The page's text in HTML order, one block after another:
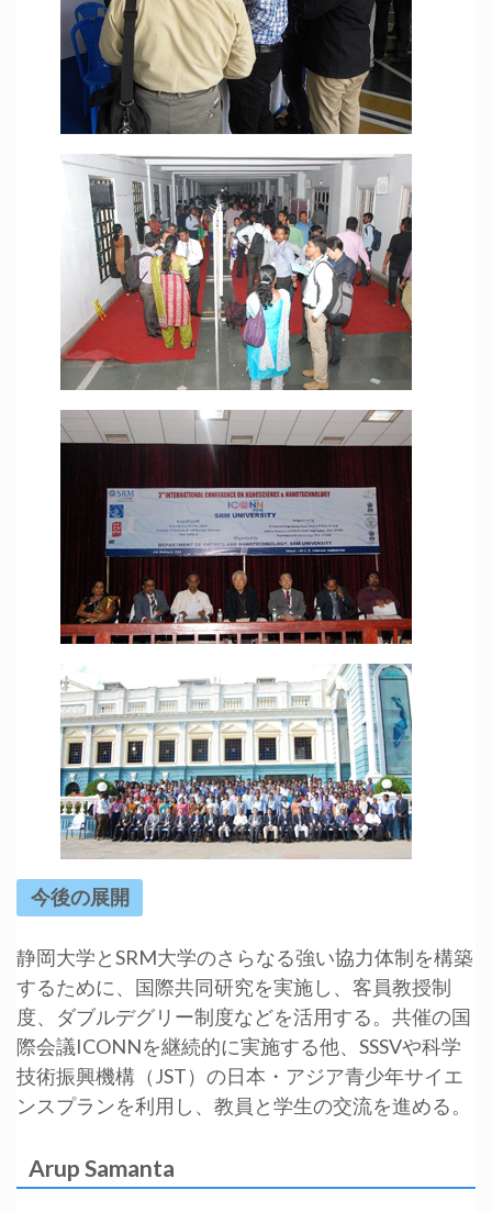
今後の展開
静岡大学とSRM大学のさらなる強い協力体制を構築
するために、国際共同研究を実施し、客員教授制
度、ダブルデグリー制度などを活用する。共催の国
際会議ICONNを継続的に実施する他、SSSVや科学
技術振興機構（JST）の日本・アジア青少年サイエ
ンスプランを利用し、教員と学生の交流を進める。
Arup Samanta